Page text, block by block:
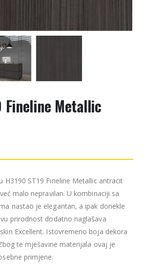
Fineline Metallic
H3190 ST19 Fineline Metallic antracit
malo nepravilan. U kombinaciji sa
nastao je elegantan, a ipak donekle
prirodnost dodatno naglašava
Excellent. Istovremeno boja dekora
te mješavine materijala ovaj je
primjene.